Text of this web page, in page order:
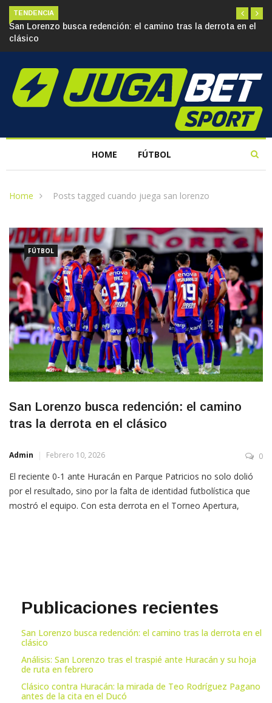
TENDENCIA
San Lorenzo busca redención: el camino tras la derrota en el
clásico
HOME FÚTBOL
Home Posts tagged cuando juega san lorenzo
FÚTBOL
San Lorenzo busca redención: el camino
tras la derrota en el clásico
Admin Febrero 10, 2026 0
El reciente 0-1 ante Huracán en Parque Patricios no solo dolió
por el resultado, sino por la falta de identidad futbolística que
mostró el equipo. Con esta derrota en el Torneo Apertura,
Publicaciones recientes
San Lorenzo busca redención: el camino tras la derrota en el
clásico
Análisis: San Lorenzo tras el traspié ante Huracán y su hoja
de ruta en febrero
Clásico contra Huracán: la mirada de Teo Rodríguez Pagano
antes de la cita en el Ducó